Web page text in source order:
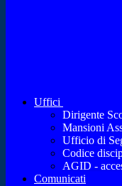
Uffici
Dirigente
Mansioni
Ufficio di
Codice
AGID -
Comunicati